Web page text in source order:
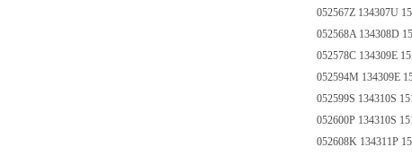
052567Z 134307U
052568A 134308D
052578C 134309E
052594M 134309E
052599S 134310S
052600P 134310S
052608K 134311P